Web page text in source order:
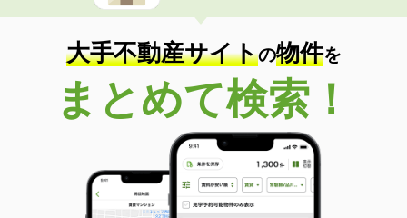
大手不動産サイトの物件を
まとめて検索！